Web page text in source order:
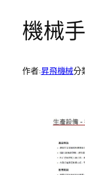
機械
作者:昇飛機械分